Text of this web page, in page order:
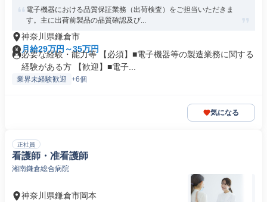
電子機器における品質保証業務（出荷検査）をご担当いただきま
す。主に出荷前製品の品質確認及び...
神奈川県鎌倉市
月給29万円～35万円
必要な経験・能力等 【必須】■電子機器等の製造業務に関する
経験がある方 【歓迎】■電子...
業界未経験歓迎 +6個
気になる
正社員
看護師・准看護師
湘南鎌倉総合病院
神奈川県鎌倉市岡本